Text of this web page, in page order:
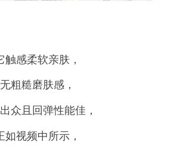
触感柔软亲肤，
无粗糙磨肤感，
众且回弹性能佳，
如视频中所示，